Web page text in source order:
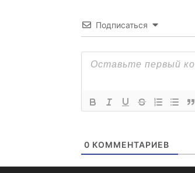
Подписаться
0 КОММЕНТАРИЕВ